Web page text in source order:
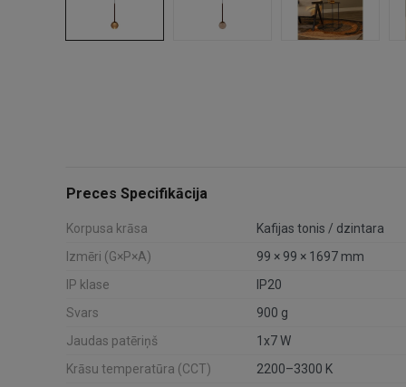
Preces Specifikācija
Korpusa krāsa Kafijas tonis / dzintara
Izmēri (G×P×A)
99 × 99 × 1697 mm
IP klase
IP20
Svars
900 g
Jaudas patēriņš
1x7 W
Krāsu temperatūra (CCT)
2200–3300 K